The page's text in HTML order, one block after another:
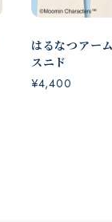
はるなつアー
スニド
¥4,400